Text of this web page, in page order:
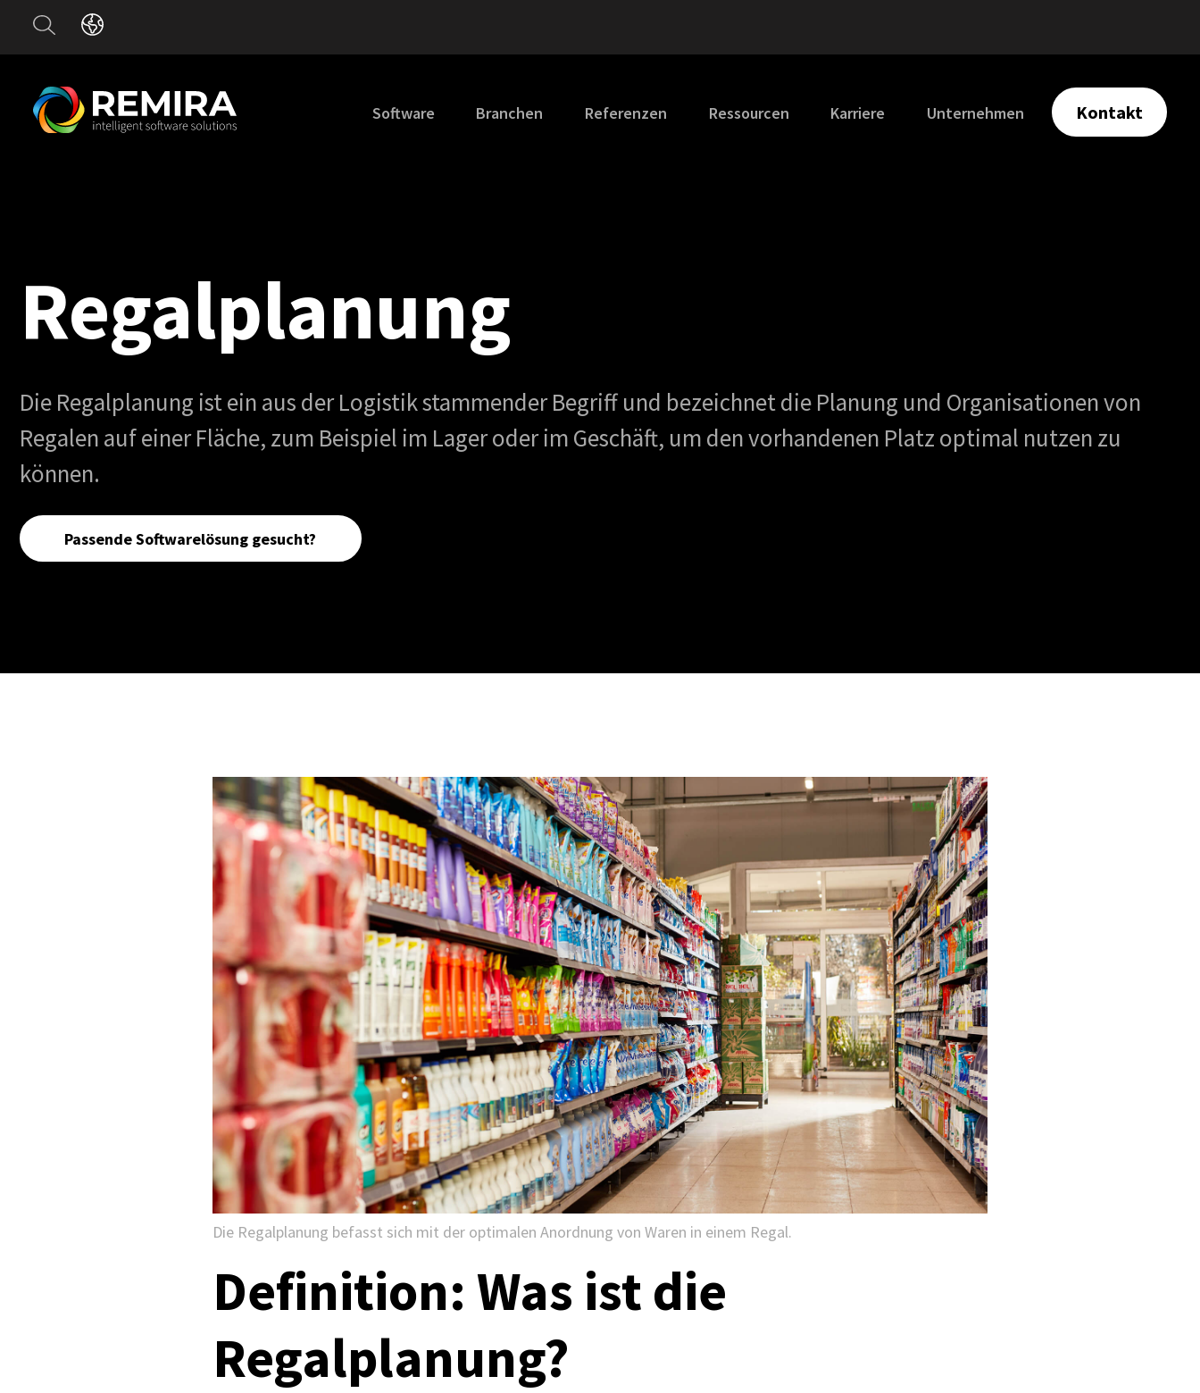
Software Branchen Referenzen Ressourcen Karriere Unternehmen Kontakt
Regalplanung
Die Regalplanung ist ein aus der Logistik stammender Begriff und bezeichnet die Planung und Organisationen von
Regalen auf einer Fläche, zum Beispiel im Lager oder im Geschäft, um den vorhandenen Platz optimal nutzen zu
können.
Passende Softwarelösung gesucht?
Die Regalplanung befasst sich mit der optimalen Anordnung von Waren in einem Regal.
Definition: Was ist die
Regalplanung?